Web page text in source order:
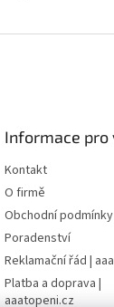
Informace pro
Kontakt
O firmě
Obchodní podmínky
Poradenství
Reklamační řád |
Platba a doprava |
aaatopeni.cz